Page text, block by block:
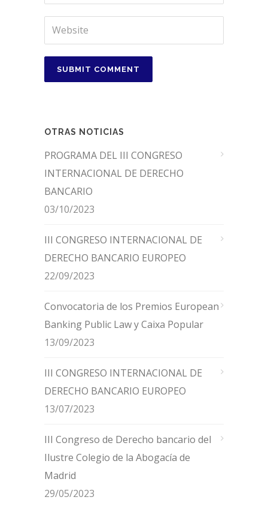
OTRAS NOTICIAS
PROGRAMA DEL III CONGRESO
INTERNACIONAL DE DERECHO
BANCARIO
03/10/2023
III CONGRESO INTERNACIONAL DE
DERECHO BANCARIO EUROPEO
22/09/2023
Convocatoria de los Premios European
Banking Public Law y Caixa Popular
13/09/2023
III CONGRESO INTERNACIONAL DE
DERECHO BANCARIO EUROPEO
13/07/2023
III Congreso de Derecho bancario del
Ilustre Colegio de la Abogacía de
Madrid
29/05/2023